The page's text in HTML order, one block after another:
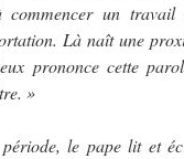
commencer un
Là naît une
prononce cette
»
le pape lit et